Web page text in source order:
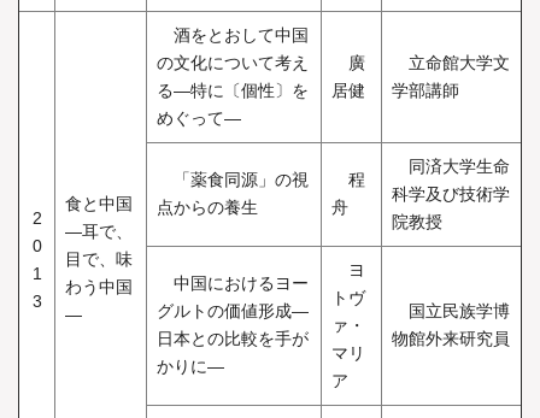
2
0
1
3
食と中国
―耳で、
目で、味
わう中国
―
酒をとおして中国
の文化について考え
る―特に〔個性〕を
めぐって―
廣
居健
立命館大学文
学部講師
「薬食同源」の視
点からの養生
程
舟
同済大学生命
科学及び技術学
院教授
中国におけるヨー
グルトの価値形成―
日本との比較を手が
かりに―
ヨ
トヴ
ァ・
マリ
ア
国立民族学博
物館外来研究員